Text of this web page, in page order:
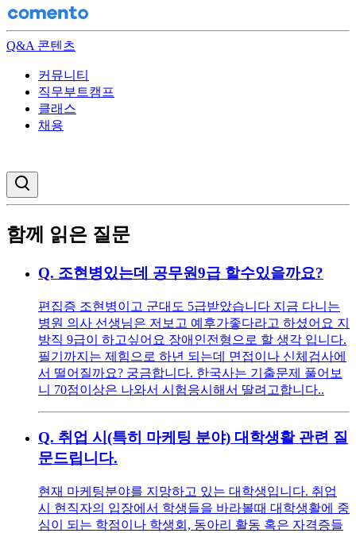
Q&A 콘텐츠
커뮤니티
직무부트캠프
클래스
채용
함께 읽은 질문
Q. 조현병있는데 공무원9급 할수있을까요?
편집증 조현병이고 군대도 5급받았습니다 지금 다니는
병원 의사 선생님은 저보고 예후가좋다라고 하셨어요 지
방직 9급이 하고싶어요 장애인전형으로 할 생각 입니다.
필기까지는 제힘으로 하년 되는데 면접이나 신체검사에
서 떨어질까요? 궁금합니다. 한국사는 기출문제 풀어보
니 70점이상은 나와서 시험응시해서 딸려고합니다..
Q. 취업 시(특히 마케팅 분야) 대학생활 관련 질
문드립니다.
현재 마케팅분야를 지망하고 있는 대학생입니다. 취업
시 현직자의 입장에서 학생들을 바라볼때 대학생활에 중
심이 되는 학점이나 학생회, 동아리 활동 혹은 자격증들